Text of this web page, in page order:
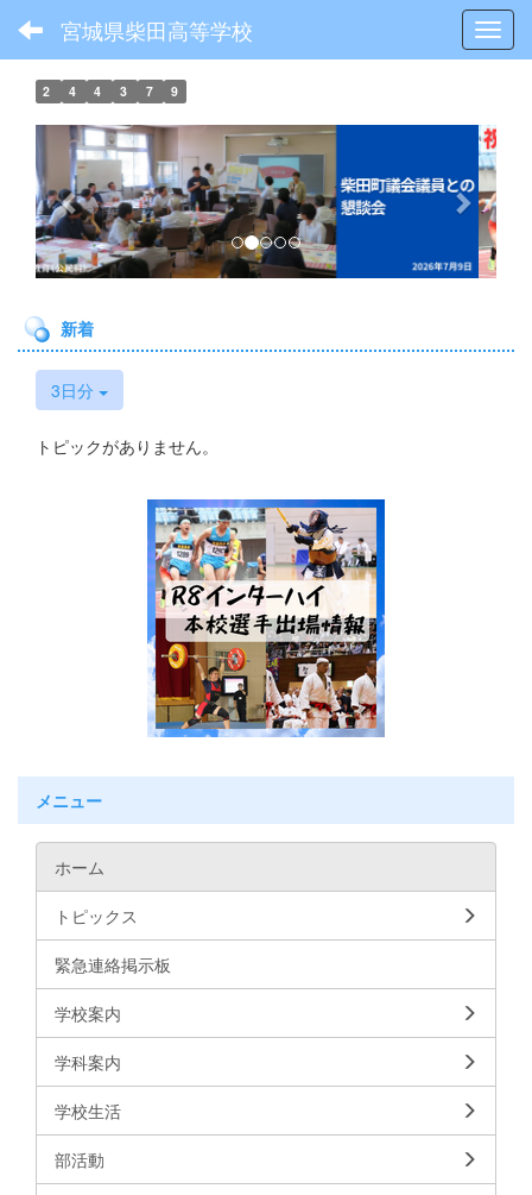
宮城県柴田高等学校
2 4 4 3 7 9
p
r
e
v
i
u
s
e
x
新着
3日分
トピックがありません。
メニュー
ホーム
トピックス
緊急連絡掲示板
学校案内
学科案内
学校生活
部活動